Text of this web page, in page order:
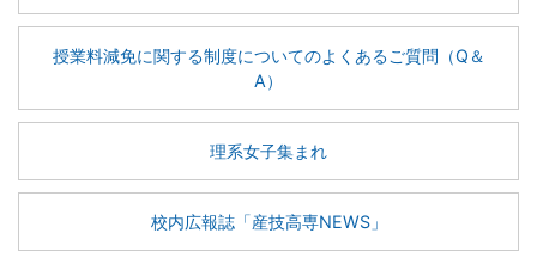
授業料減免に関する制度についてのよくあるご質問（Q＆
A）
理系女子集まれ
校内広報誌「産技高専NEWS」